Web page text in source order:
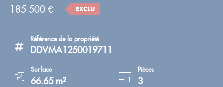
185 500 € EXCLU
Référence de la propriété
DDVMA1250019711
Surface
66.65 m²
Pièces
3